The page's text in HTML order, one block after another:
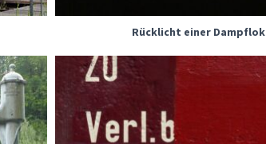
Rücklicht einer Dampflok